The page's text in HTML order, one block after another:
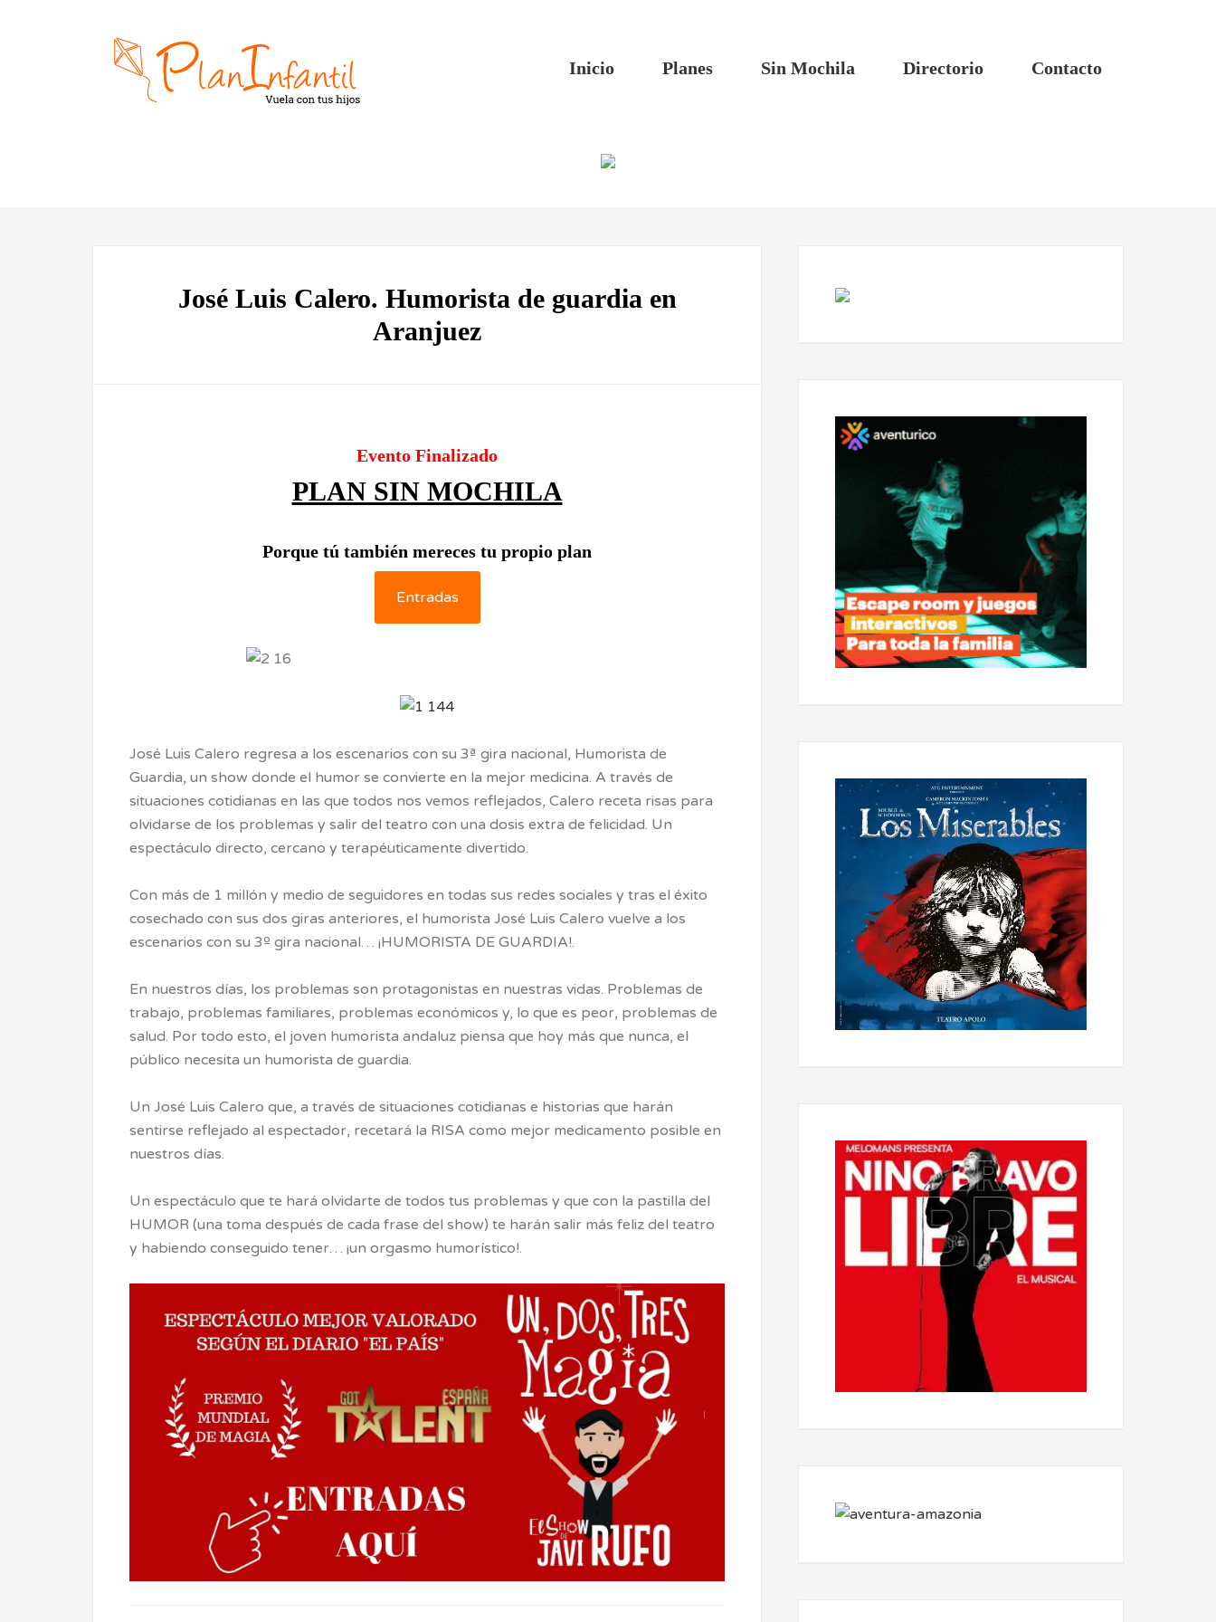
Inicio Planes Sin Mochila Directorio Contacto
José Luis Calero. Humorista de guardia en
Aranjuez
Evento Finalizado
PLAN SIN MOCHILA
Porque tú también mereces tu propio plan
Entradas
José Luis Calero regresa a los escenarios con su 3ª gira nacional, Humorista de
Guardia, un show donde el humor se convierte en la mejor medicina. A través de
situaciones cotidianas en las que todos nos vemos reflejados, Calero receta risas para
olvidarse de los problemas y salir del teatro con una dosis extra de felicidad. Un
espectáculo directo, cercano y terapéuticamente divertido.
Con más de 1 millón y medio de seguidores en todas sus redes sociales y tras el éxito
cosechado con sus dos giras anteriores, el humorista José Luis Calero vuelve a los
escenarios con su 3º gira nacional… ¡HUMORISTA DE GUARDIA!.
En nuestros días, los problemas son protagonistas en nuestras vidas. Problemas de
trabajo, problemas familiares, problemas económicos y, lo que es peor, problemas de
salud. Por todo esto, el joven humorista andaluz piensa que hoy más que nunca, el
público necesita un humorista de guardia.
Un José Luis Calero que, a través de situaciones cotidianas e historias que harán
sentirse reflejado al espectador, recetará la RISA como mejor medicamento posible en
nuestros días.
Un espectáculo que te hará olvidarte de todos tus problemas y que con la pastilla del
HUMOR (una toma después de cada frase del show) te harán salir más feliz del teatro
y habiendo conseguido tener… ¡un orgasmo humorístico!.